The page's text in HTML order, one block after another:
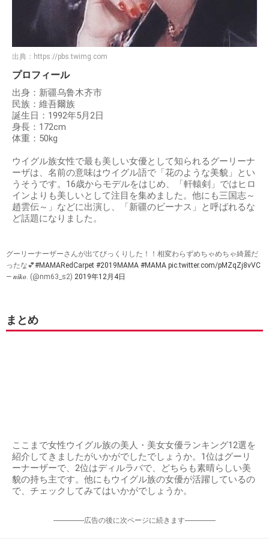
出典： https://pbs.twimg.com
プロフィール
出身：新疆乌鲁木齐市
民族：維吾爾族
誕生日：1992年5月2日
身長：172cm
体重：50kg
ウイグル族女性で最も美しい女優として知られるグーリーナ
ーザは、名前の意味はウイグル語で「花のような美貌」とい
うそうです。16歳からモデルをはじめ、「軒轅剣」ではヒロ
インよりも美しいとして注目を集めました。他にも三国志～
趙雲伝～」などに出演し、「新疆のビーナス」と呼ばれるな
ど話題になりました。
グーリーナーザーさんが出てびっくりした！！相変わらずめちゃめちゃ綺麗だ
ったな💕#MAMARedCarpet #2019MAMA #MAMA pic.twitter.com/pMZqZj8vVC
— 𝒏𝒊𝒌𝒐. (@nm63_s2) 2019年12月4日
まとめ
ここまで女性ウイグル族の美人・美女女優ランキング12選を
紹介してきましたがいかがでしたでしょうか。1位はグーリ
ーナーザーで、2位はディルラバで、どちらも素晴らしい美
貌の持ち主です。他にもウイグル族の女優が活躍しているの
で、チェックしてみてはいかがでしょうか。
-----------------広告の後に次ページに続きます-----------------